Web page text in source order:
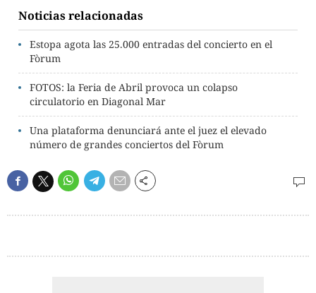
Noticias relacionadas
Estopa agota las 25.000 entradas del concierto en el
Fòrum
FOTOS: la Feria de Abril provoca un colapso
circulatorio en Diagonal Mar
Una plataforma denunciará ante el juez el elevado
número de grandes conciertos del Fòrum